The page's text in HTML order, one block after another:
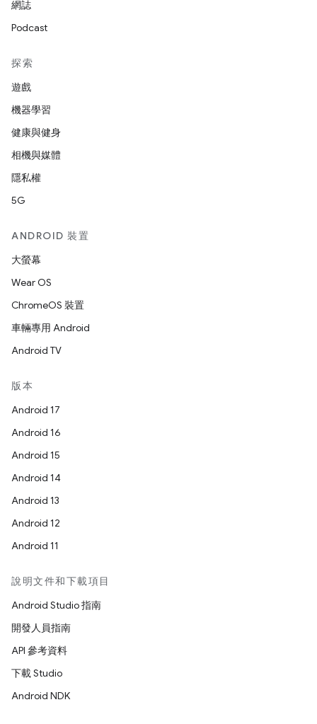
網誌
Podcast
探索
遊戲
機器學習
健康與健身
相機與媒體
隱私權
5G
ANDROID 裝置
大螢幕
Wear OS
ChromeOS 裝置
車輛專用 Android
Android TV
版本
Android 17
Android 16
Android 15
Android 14
Android 13
Android 12
Android 11
說明文件和下載項目
Android Studio 指南
開發人員指南
API 參考資料
下載 Studio
Android NDK